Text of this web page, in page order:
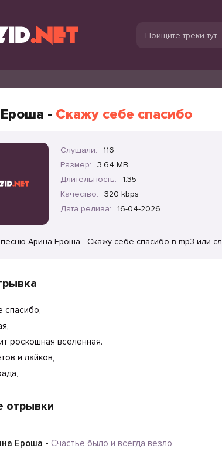
- Скажу себе спасибо
Слушали:
116
Размер:
3.64 MB
Длительность:
1:35
Качество:
320 kbps
Дата релиза:
16-04-2026
Арина Ероша - Скажу себе спасибо в mp3 или
спасибо,
роскошная вселенная.
и лайков,
отрывки
Ероша - Счастье было и всегда везло